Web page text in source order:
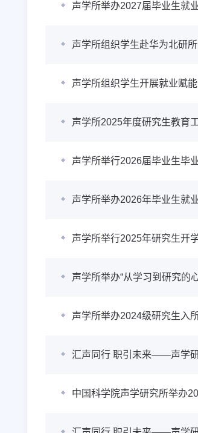
声学所举办2027届毕业生就
声学所组织学生赴华为北研
声学所组织学生开展就业赋
声学所2025年度研究生教育
声学所举行2026届毕业生毕
声学所举办2026年毕业生就
声学所举行2025年研究生开
声学所举办“从学习到研究的
声学所举办2024级研究生入
汇声同行 职引未来——声学
中国科学院声学研究所举办